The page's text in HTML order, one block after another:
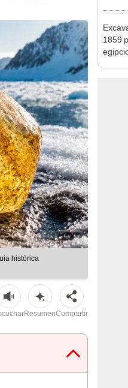
histórica
ResumenCompartir
los
1859